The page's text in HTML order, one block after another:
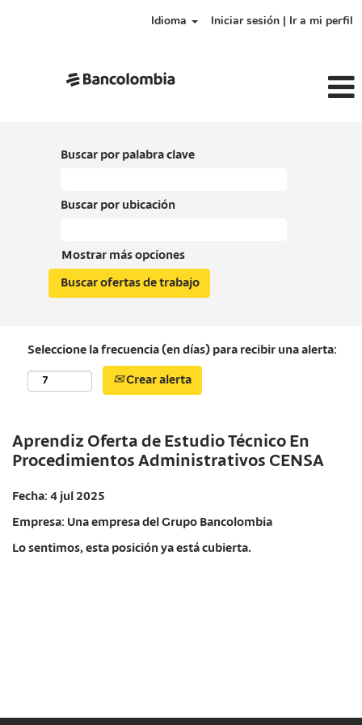
Idioma Iniciar sesión | Ir a mi perfil
Buscar por palabra clave
Buscar por ubicación
Mostrar más opciones
Seleccione la frecuencia (en días) para recibir una alerta:
Crear alerta
Aprendiz Oferta de Estudio Técnico En
Procedimientos Administrativos CENSA
Fecha: 4 jul 2025
Empresa: Una empresa del Grupo Bancolombia
Lo sentimos, esta posición ya está cubierta.